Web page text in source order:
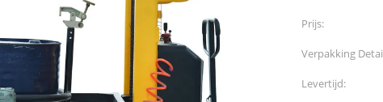
Prijs:
Verpakking
Levertijd: